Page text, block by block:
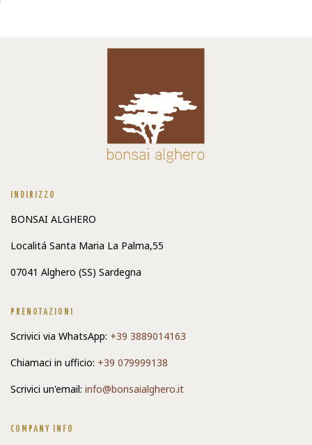
INDIRIZZO
BONSAI ALGHERO
Localitá Santa Maria La Palma,55
07041 Alghero (SS) Sardegna
PRENOTAZIONI
Scrivici via WhatsApp: +39 3889014163
Chiamaci in ufficio: +39 079999138
Scrivici un'email: info@bonsaialghero.it
COMPANY INFO